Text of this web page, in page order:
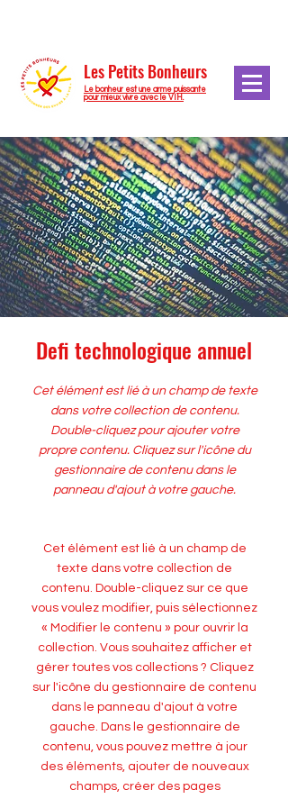
Les Petits Bonheurs
Le bonheur est une arme puissante
pour mieux vivre avec le VIH.
Defi technologique annuel
Cet élément est lié à un champ de texte
dans votre collection de contenu.
Double-cliquez pour ajouter votre
propre contenu. Cliquez sur l'icône du
gestionnaire de contenu dans le
panneau d'ajout à votre gauche.
Cet élément est lié à un champ de
texte dans votre collection de
contenu. Double-cliquez sur ce que
vous voulez modifier, puis sélectionnez
« Modifier le contenu » pour ouvrir la
collection. Vous souhaitez afficher et
gérer toutes vos collections ? Cliquez
sur l'icône du gestionnaire de contenu
dans le panneau d'ajout à votre
gauche. Dans le gestionnaire de
contenu, vous pouvez mettre à jour
des éléments, ajouter de nouveaux
champs, créer des pages